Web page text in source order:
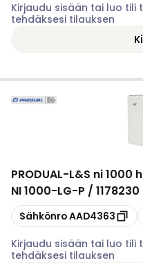
Kirjaudu sisään tai luo tili
tehdäksesi tilauksen
PRODUAL-L&S ni 1000
NI 1000-LG-P / 1178230
Kopioi
SähkönroAAD4363
Kirjaudu sisään tai luo tili
tehdäksesi tilauksen